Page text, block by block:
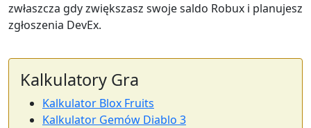
zwłaszcza gdy zwiększasz swoje saldo Robux i planujesz
zgłoszenia DevEx.
Kalkulatory Gra
Kalkulator Blox Fruits
Kalkulator Gemów Diablo 3